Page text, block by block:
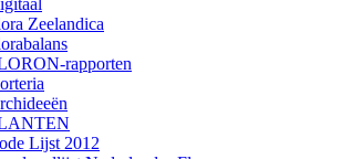
Zeelandica
rapporten
Lijst 2012